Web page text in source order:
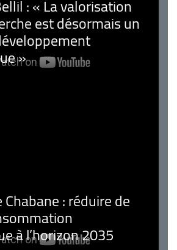
: « La valorisation
est désormais un
»
: réduire de
à l’horizon 2035